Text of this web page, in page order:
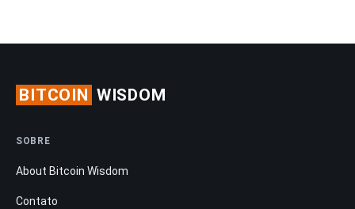
BITCOIN WISDOM
SOBRE
About Bitcoin Wisdom
Contato